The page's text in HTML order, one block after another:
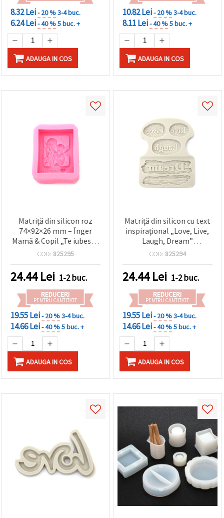
8.32 Lei- 20 %3-4 buc.
6.24 Lei- 40 %5 buc. +
ADAUGA IN COS
10.82 Lei- 20 %3-4 buc.
8.11 Lei- 40 %5 buc. +
ADAUGA IN COS
Matriță din silicon roz
74×92×26 mm – Înger
Mamă & Copil „Te iubesc”,
dreptunghiulară – matriță
epoxidică, săpun, argilă,
ghips, lumânări, cadouri
de Ziua Mamei
COD: 825295
24.44Lei 1-2 buc.
REDUCERI
PENTRU CANTITATE
19.55 Lei- 20 %3-4 buc.
14.66 Lei- 40 %5 buc. +
ADAUGA IN COS
Matriță din silicon cu text
inspirațional „Love, Live,
Laugh, Dream”
108x138x11 mm — mulaj
pentru cuvinte, ideal
pentru turnare în rășină
epoxidică, argilă
polimerică, gips și săpun,
proiecte DIY & handmade
COD: 825294
24.44Lei 1-2 buc.
REDUCERI
PENTRU CANTITATE
19.55 Lei- 20 %3-4 buc.
14.66 Lei- 40 %5 buc. +
ADAUGA IN COS